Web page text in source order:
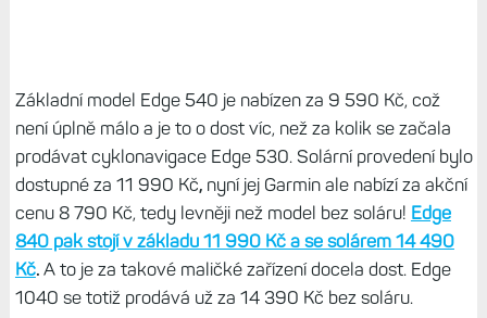
Základní model Edge 540 je nabízen za 9 590 Kč, což
není úplně málo a je to o dost víc, než za kolik se začala
prodávat cyklonavigace Edge 530. Solární provedení bylo
dostupné za 11 990 Kč, nyní jej Garmin ale nabízí za akční
cenu 8 790 Kč, tedy levněji než model bez soláru! Edge
840 pak stojí v základu 11 990 Kč a se solárem 14 490
Kč.A to je za takové maličké zařízení docela dost. Edge
1040 se totiž prodává už za 14 390 Kč bez soláru.